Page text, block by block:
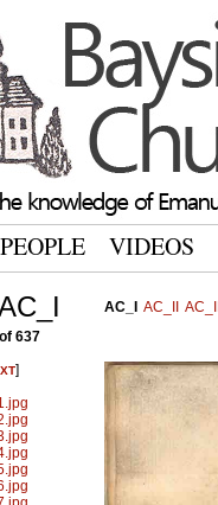
PEOPLE VIDEOS
AC_I AC_II AC_III
637
]